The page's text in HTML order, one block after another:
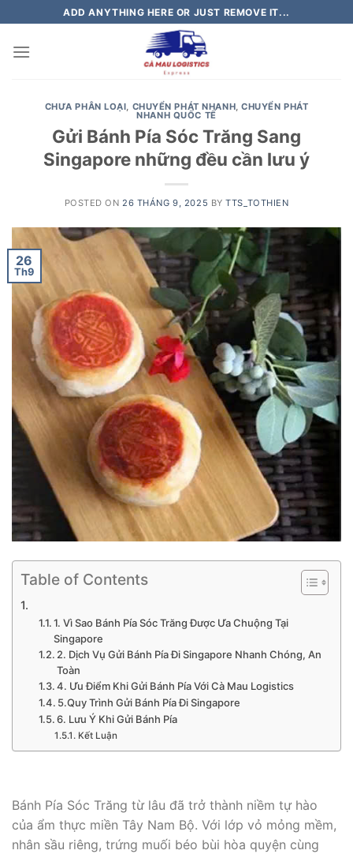
to
content
ADD ANYTHING HERE OR JUST REMOVE IT...
CHƯA PHÂN LOẠI, CHUYỂN PHÁT NHANH,CHUYỂN PHÁT
NHANH QUỐC TẾ
Gửi Bánh Pía Sóc Trăng Sang
Singapore những đều cần lưu ý
POSTED ON 26 THÁNG 9, 2025 BYTTS_TOTHIEN
26
Th9
Table of Contents
1. Vì Sao Bánh Pía Sóc Trăng Được Ưa Chuộng Tại
Singapore
2. Dịch Vụ Gửi Bánh Pía Đi Singapore Nhanh Chóng, An
Toàn
4. Ưu Điểm Khi Gửi Bánh Pía Với Cà Mau Logistics
5.Quy Trình Gửi Bánh Pía Đi Singapore
6. Lưu Ý Khi Gửi Bánh Pía
Kết Luận
Bánh Pía Sóc Trăng từ lâu đã trở thành niềm tự hào
của ẩm thực miền Tây Nam Bộ. Với lớp vỏ mỏng mềm,
nhân sầu riêng, trứng muối béo bùi hòa quyện cùng